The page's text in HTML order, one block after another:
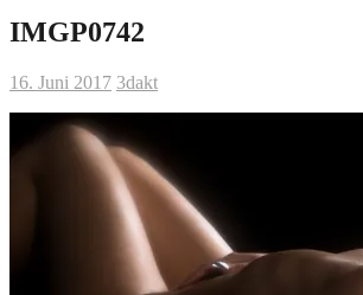
IMGP0742
16. Juni 2017 3dakt